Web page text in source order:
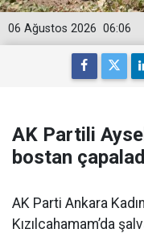
06:06
06 Ağustos 2026
AK Partili
bostan
AK Parti Ankara
Kızılcahamam’da